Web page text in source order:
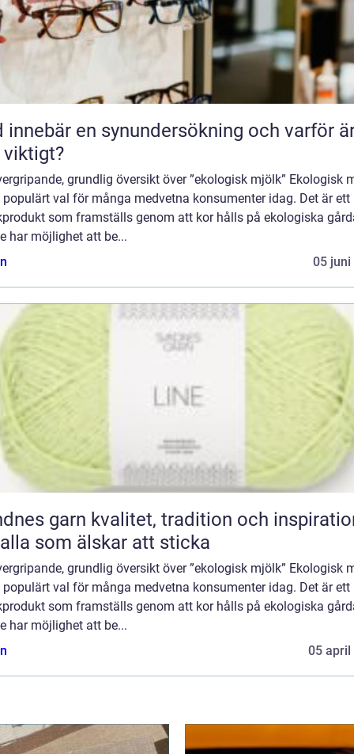
innebär en synundersökning och varför
grundlig översikt över ”ekologisk mjölk” Ekologisk
populärt val för många medvetna konsumenter idag. Det är ett
som framställs genom att kor hålls på ekologiska
har möjlighet att be...
05 juni
kvalitet, tradition och inspiration
som älskar att sticka
grundlig översikt över ”ekologisk mjölk” Ekologisk
populärt val för många medvetna konsumenter idag. Det är ett
som framställs genom att kor hålls på ekologiska
har möjlighet att be...
05 april